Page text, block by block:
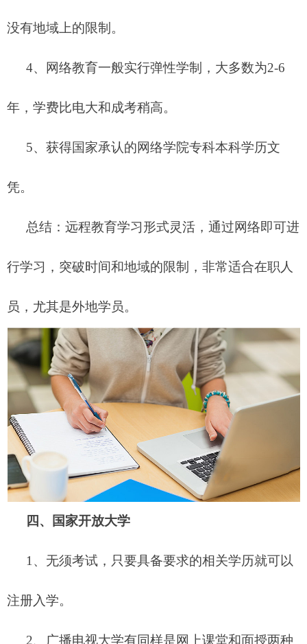
没有地域上的限制。
4、网络教育一般实行弹性学制，大多数为2-6
年，学费比电大和成考稍高。
5、获得国家承认的网络学院专科本科学历文
凭。
总结：远程教育学习形式灵活，通过网络即可进
行学习，突破时间和地域的限制，非常适合在职人
员，尤其是外地学员。
四、 国家开放大学
1、无须考试，只要具备要求的相关学历就可以
注册入学。
2、广播电视大学有同样是网上课堂和面授两种